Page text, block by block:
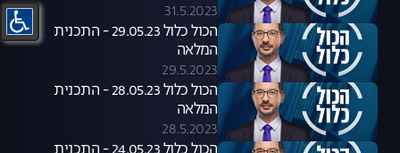
31.5.2023
הכול כלול 29.05.23 - התכנית
המלאה
29.5.2023
הכול כלול 28.05.23 - התכנית
המלאה
28.5.2023